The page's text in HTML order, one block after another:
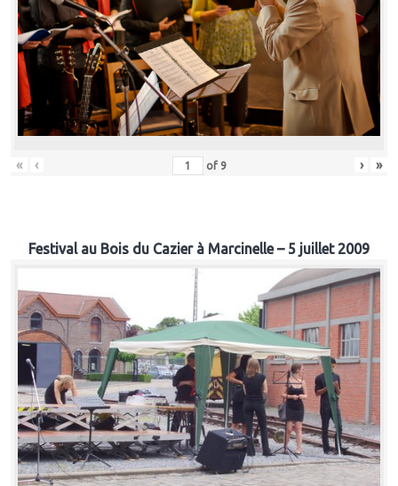
« ‹ of 9 › »
Festival au Bois du Cazier à Marcinelle – 5 juillet 2009